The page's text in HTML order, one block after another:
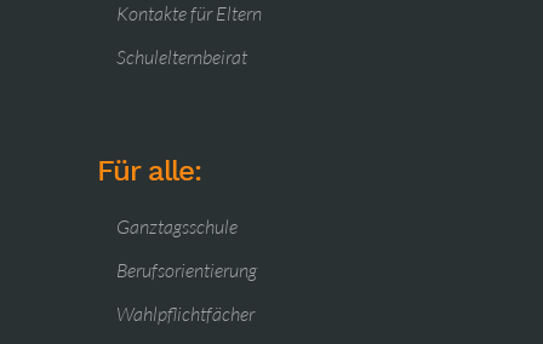
Kontakte für Eltern
Schulelternbeirat
Für alle:
Ganztagsschule
Berufsorientierung
Wahlpflichtfächer